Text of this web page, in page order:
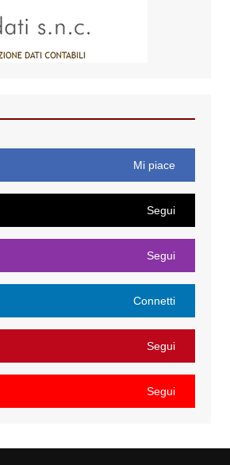
Mi piace
Segui
Segui
Connetti
Segui
Segui